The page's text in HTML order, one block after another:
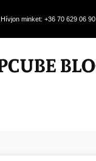
Hívjon minket: +36 70 629 06 90